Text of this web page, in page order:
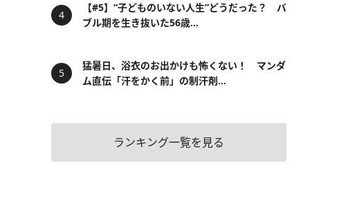
【#5】“子どものいない人生”どうだった？ バ
ブル期を生き抜いた56歳...
猛暑日、浴衣のお出かけも怖くない！ マンダ
ム直伝「汗をかく前」の制汗剤...
ランキング一覧を見る